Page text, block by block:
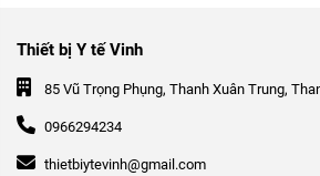
Thiết bị Y tế Vinh
85 Vũ Trọng Phụng, Thanh Xuân Trung,
0966294234
thietbiytevinh@gmail.com